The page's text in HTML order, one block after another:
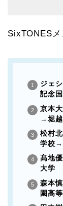
SixTONESメ
ジェ
記念
京本
→堀越
松村
学校→
髙地
大学
森本
園高